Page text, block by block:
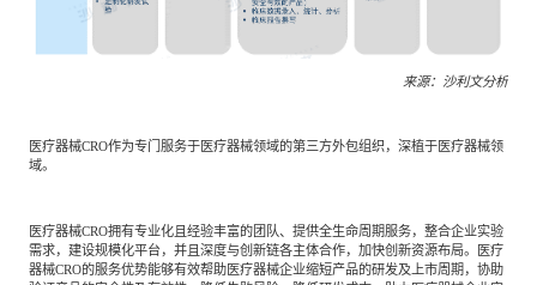
来源：沙利文分析
医疗器械CRO作为专门服务于医疗器械领域的第三方外包组织，深植于医疗器械领
域。
医疗器械CRO拥有专业化且经验丰富的团队、提供全生命周期服务，整合企业实验
需求，建设规模化平台，并且深度与创新链各主体合作，加快创新资源布局。医疗
器械CRO的服务优势能够有效帮助医疗器械企业缩短产品的研发及上市周期，协助